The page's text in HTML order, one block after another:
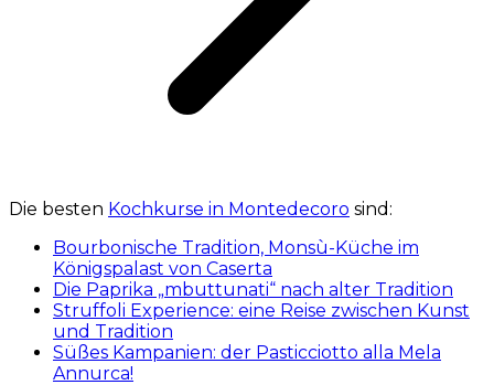
Die besten Kochkurse in Montedecoro sind:
Bourbonische Tradition, Monsù-Küche im
Königspalast von Caserta
Die Paprika „mbuttunati“ nach alter Tradition
Struffoli Experience: eine Reise zwischen Kunst
und Tradition
Süßes Kampanien: der Pasticciotto alla Mela
Annurca!